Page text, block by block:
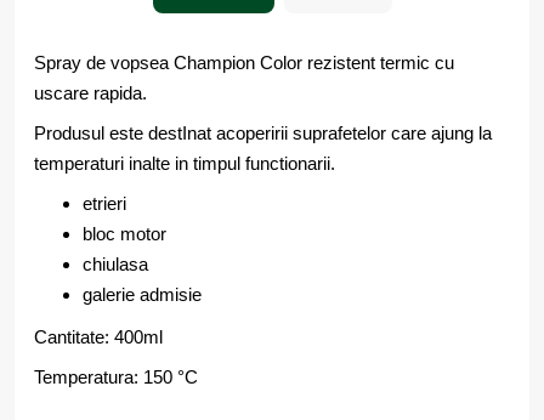
Spray de vopsea Champion Color rezistent termic cu
uscare rapida.
Produsul este destInat acoperirii suprafetelor care ajung la
temperaturi inalte in timpul functionarii.
etrieri
bloc motor
chiulasa
galerie admisie
Cantitate: 400ml
Temperatura: 150 °C